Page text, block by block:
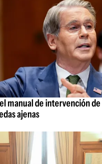
manual de intervención de
ajenas